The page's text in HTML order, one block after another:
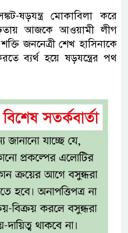
ষড়যন্ত্র মোকাবিলা করে
আজকে আওয়ামী লীগ
জননেত্রী শেখ হাসিনাকে
ব্যর্থ হয়ে ষড়যন্ত্রের পথ